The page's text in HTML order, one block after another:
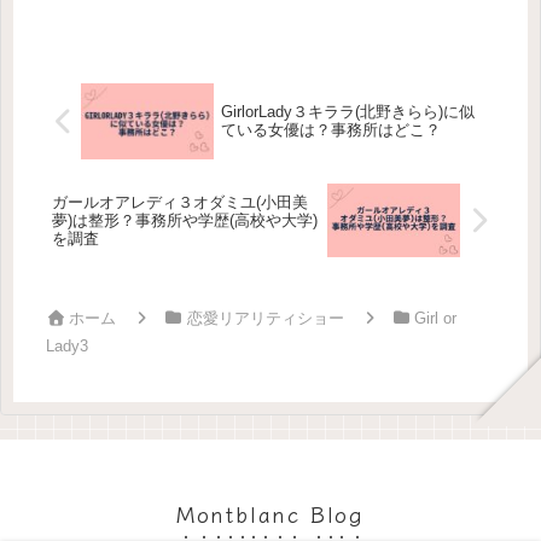
GirlorLady３キララ(北野きらら)に似
ている女優は？事務所はどこ？
ガールオアレディ３オダミユ(小田美
夢)は整形？事務所や学歴(高校や大学)
を調査
ホーム 恋愛リアリティショー
Girl or
Lady3
Montblanc Blog